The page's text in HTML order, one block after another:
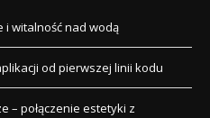
i witalność nad wodą
od pierwszej linii kodu
– połączenie estetyki z